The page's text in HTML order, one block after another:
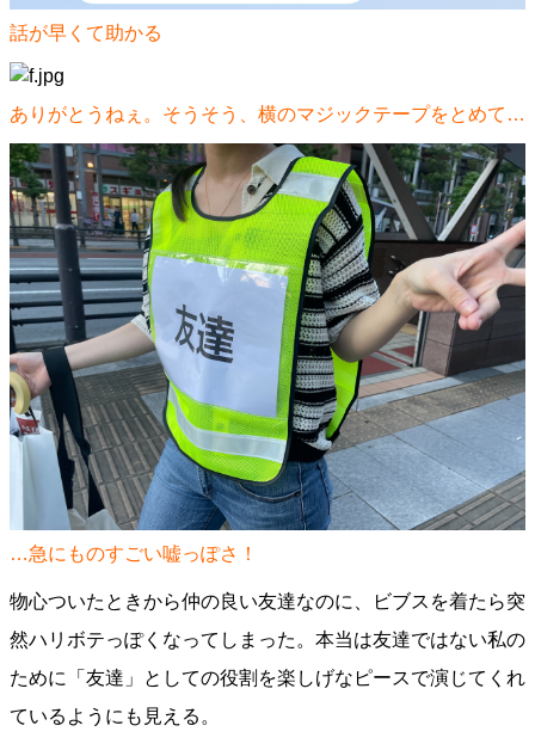
話が早くて助かる
ありがとうねぇ。そうそう、横のマジックテープをとめて…
…急にものすごい嘘っぽさ！
物心ついたときから仲の良い友達なのに、ビブスを着たら突
然ハリボテっぽくなってしまった。本当は友達ではない私の
ために「友達」としての役割を楽しげなピースで演じてくれ
ているようにも見える。